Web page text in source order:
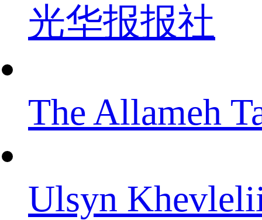
光华报报社
The Allameh
Ulsyn